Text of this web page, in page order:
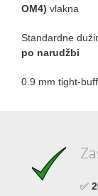
OM4) vlakna
Standardne
po narudžbi
0.9 mm tight-
✅